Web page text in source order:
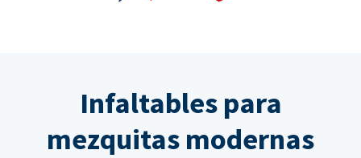
Infaltables para
mezquitas modernas